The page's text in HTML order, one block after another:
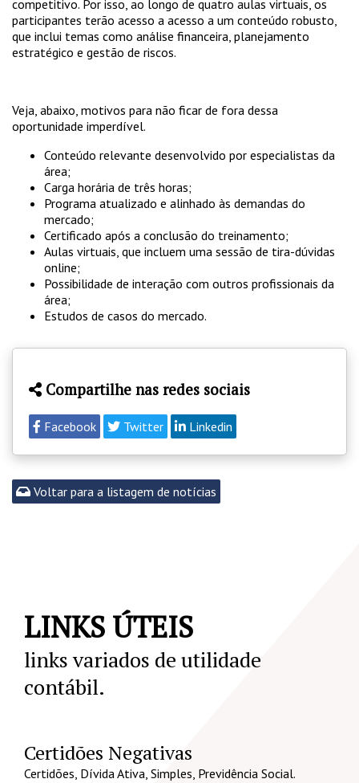
competitivo. Por isso, ao longo de quatro aulas virtuais, os
participantes terão acesso a acesso a um conteúdo robusto,
que inclui temas como análise financeira, planejamento
estratégico e gestão de riscos.
Veja, abaixo, motivos para não ficar de fora dessa
oportunidade imperdível.
Conteúdo relevante desenvolvido por especialistas da
área;
Carga horária de três horas;
Programa atualizado e alinhado às demandas do
mercado;
Certificado após a conclusão do treinamento;
Aulas virtuais, que incluem uma sessão de tira-dúvidas
online;
Possibilidade de interação com outros profissionais da
área;
Estudos de casos do mercado.
Compartilhe nas redes sociais
Facebook Twitter Linkedin
Voltar para a listagem de notícias
LINKS ÚTEIS
links variados de utilidade
contábil.
Certidões Negativas
Certidões, Dívida Ativa, Simples, Previdência Social.